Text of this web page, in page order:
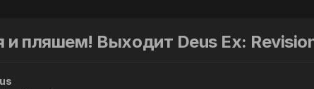
пляшем! Выходит Deus Ex: